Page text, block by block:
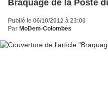
Braquage de la Poste
Publié le 06/10/2012 à 23:00
Par MoDem-Colombes